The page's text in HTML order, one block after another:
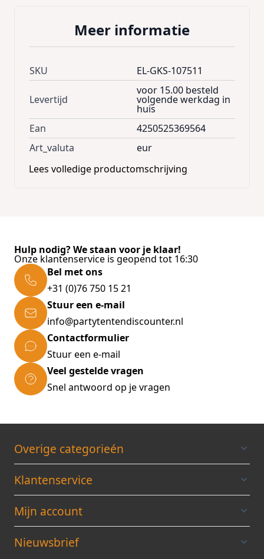
- glanzende en matte oppervlakken
- Materiaal: kunststof - polystyreen
Meer informatie
SKU EL-GKS-107511
Levertijd
voor 15.00 besteld
volgende werkdag in
huis
Ean
4250525369564
Art_valuta
eur
Lees volledige productomschrijving
Hulp nodig? We staan voor je klaar!
Onze klantenservice is geopend tot 16:30
Bel met ons
+31 (0)76 750 15 21
Stuur een e-mail
info@partytentendiscounter.nl
Contactformulier
Stuur een e-mail
Veel gestelde vragen
Snel antwoord op je vragen
Overige categorieén
Klantenservice
Mijn account
Nieuwsbrief